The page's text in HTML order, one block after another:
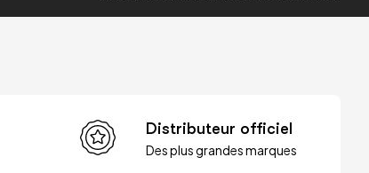
Distributeur officiel
Des plus grandes marques